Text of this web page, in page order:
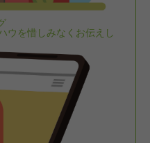
ウを惜しみなくお伝えし